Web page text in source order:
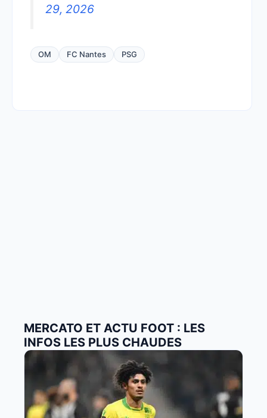
29, 2026
OM FC Nantes PSG
MERCATO ET ACTU FOOT : LES
INFOS LES PLUS CHAUDES